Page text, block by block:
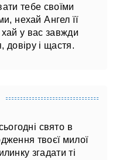
тебе своїми
нехай Ангел її
хай у вас завжди
довіру і щастя.
свято в
твоєї милої
згадати ті